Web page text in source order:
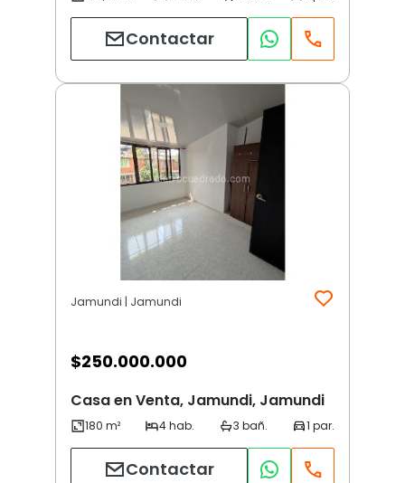
Contactar
Jamundi | Jamundi
$250.000.000
Casa en Venta, Jamundi, Jamundi
Contactar